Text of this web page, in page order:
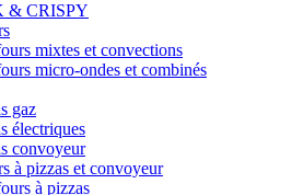
& CRISPY
mixtes et convections
micro-ondes et combinés
gaz
électriques
convoyeur
à pizzas et convoyeur
à pizzas